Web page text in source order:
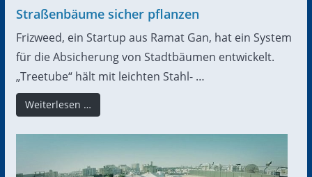
Straßenbäume sicher pflanzen
Frizweed, ein Startup aus Ramat Gan, hat ein System
für die Absicherung von Stadtbäumen entwickelt.
„Treetube“ hält mit leichten Stahl- …
Weiterlesen …